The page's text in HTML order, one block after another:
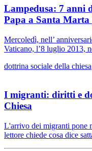
Lampedusa: 7 anni
Papa a Santa
Mercoledì, nell’
Vaticano, l’8 luglio 2013,
dottrina sociale della chiesa
I migranti: diritti e
Chiesa
L'arrivo dei migranti pone
lettore chiede cosa dice